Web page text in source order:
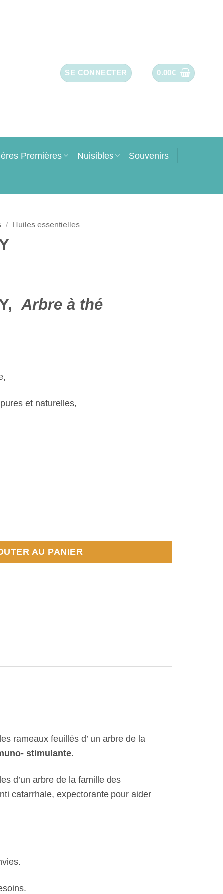
SE CONNECTER 0.00€
Premières Nuisibles Souvenirs
/ Huiles essentielles
Arbre à thé
et naturelles,
AU PANIER
rameaux feuillés d’ un arbre de la
stimulante.
d’un arbre de la famille des
catarrhale, expectorante pour aider